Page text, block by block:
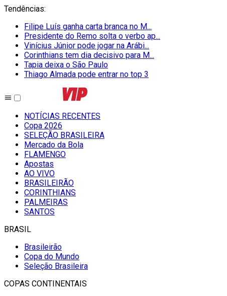
Tendências:
Filipe Luís ganha carta branca no M...
Presidente do Remo solta o verbo ap...
Vinícius Júnior pode jogar na Arábi...
Corinthians tem dia decisivo para M...
Tapia deixa o São Paulo
Thiago Almada pode entrar no top 3
NOTÍCIAS RECENTES
Copa 2026
SELEÇÃO BRASILEIRA
Mercado da Bola
FLAMENGO
Apostas
AO VIVO
BRASILEIRÃO
CORINTHIANS
PALMEIRAS
SANTOS
BRASIL
Brasileirão
Copa do Mundo
Seleção Brasileira
COPAS CONTINENTAIS